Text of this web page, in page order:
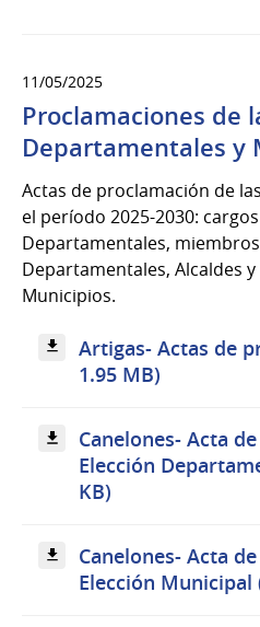
11/05/2025
Proclamaciones de
Departamentales y
Actas de proclamación de
el período 2025-2030:
Departamentales,
Departamentales, Alcaldes
Municipios.
Artigas- Actas de
1.95 MB)
Canelones- Acta
Elección
KB)
Canelones- Acta
Elección Municipal